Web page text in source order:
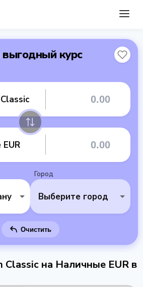
курс
Город
Выберите город
Очистить
на Наличные EUR в